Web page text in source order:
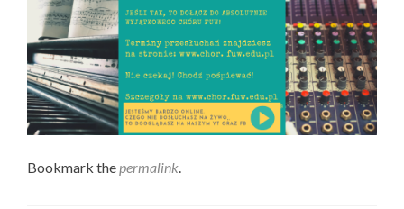
Bookmark thepermalink.